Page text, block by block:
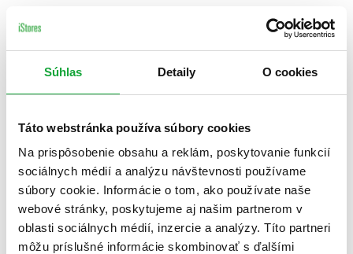
Súhlas Detaily O cookies
Táto webstránka používa súbory cookies
Na prispôsobenie obsahu a reklám, poskytovanie funkcií
sociálnych médií a analýzu návštevnosti používame
súbory cookie. Informácie o tom, ako používate naše
webové stránky, poskytujeme aj našim partnerom v
oblasti sociálnych médií, inzercie a analýzy. Títo partneri
môžu príslušné informácie skombinovať s ďalšími